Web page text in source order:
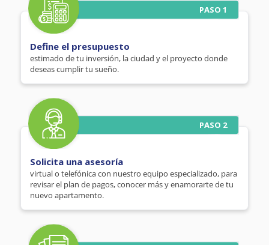
PASO 1
Define el presupuesto
estimado de tu inversión, la ciudad y el proyecto donde
deseas cumplir tu sueño.
PASO 2
Solicita una asesoría
virtual o telefónica con nuestro equipo especializado, para
revisar el plan de pagos, conocer más y enamorarte de tu
nuevo apartamento.